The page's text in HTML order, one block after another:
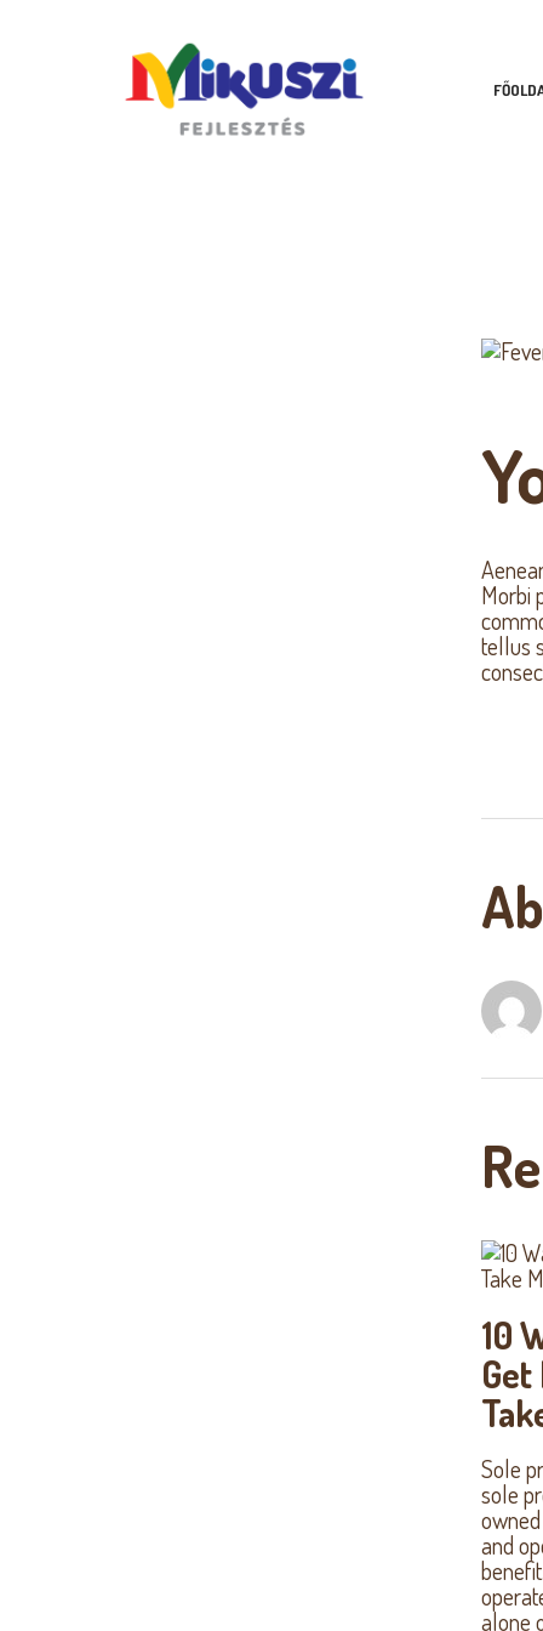
Morbi
tellus
10
Sole
sole
and
alone